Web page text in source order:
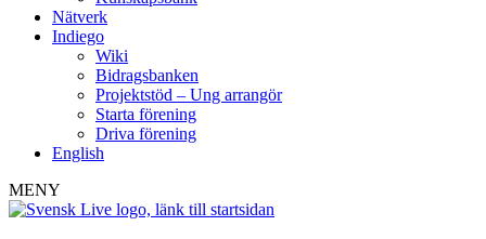
Nätverk
Indiego
Wiki
Bidragsbanken
Projektstöd – Ung arrangör
Starta förening
Driva förening
English
MENY